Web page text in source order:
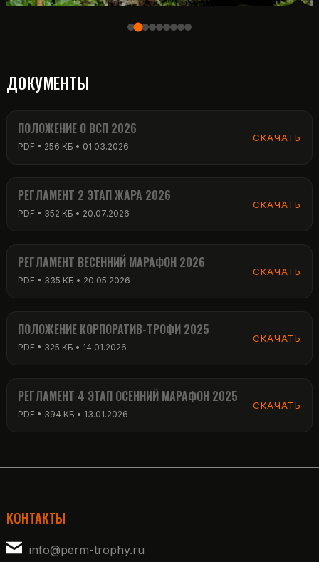
ПОЛОЖЕНИЕ О ВСП 2026
РЕГЛАМЕНТ 2 ЭТАП ЖАРА 2026
РЕГЛАМЕНТ ВЕСЕННИЙ МАРАФОН 2026
ПОЛОЖЕНИЕ КОРПОРАТИВ-ТРОФИ 2025
РЕГЛАМЕНТ 4 ЭТАП ОСЕННИЙ МАРАФОН 2025
КОНТАКТЫ